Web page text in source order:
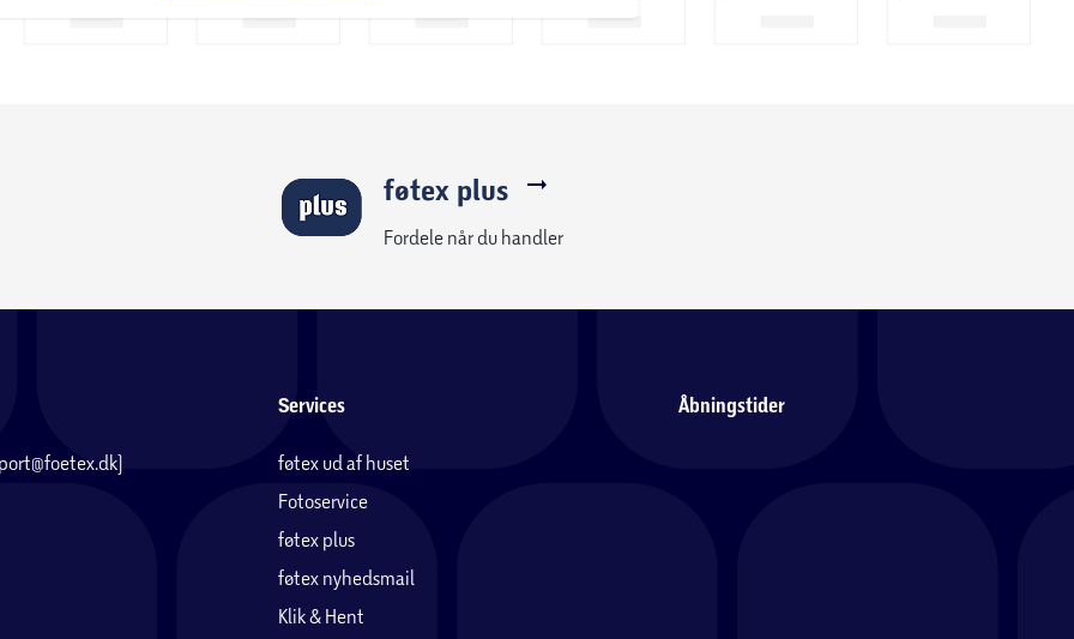
føtex plus
Fordele når du handler
Services
føtex ud af huset
Fotoservice
føtex plus
føtex nyhedsmail
Klik & Hent
Åbningstider